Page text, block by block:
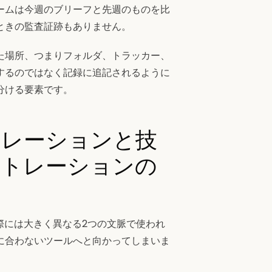
は今週のブリーフと先週のものを比
の監査証跡もありません。
所、つまりフォルダ、トラッカー、
のではなく記録に追記されるように
る要素です。
ーションと技
レーションの
は大きく異なる2つの文脈で使われ
わないツールへと向かってしまいま